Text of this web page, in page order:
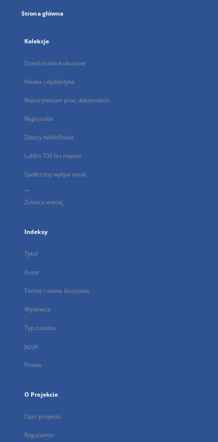
Strona główna
Kolekcje
Dziedzictwo kulturowe
Nauka i dydaktyka
Repozytorium prac doktorskich
Regionalia
Zbiory bibliofilskie
Lublin 700 lat miasta
Społeczny wpływ nauki
...
Zobacz więcej
Indeksy
Tytuł
Autor
Temat i słowa kluczowe
Wydawca
Typ zasobu
Język
Prawa
O Projekcie
Opis projektu
Regulamin